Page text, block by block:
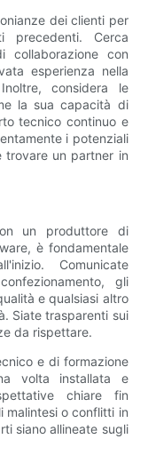
dei clienti per
precedenti. Cerca
collaborazione con
esperienza nella
considera le
la sua capacità di
tecnico continuo e
i potenziali
trovare un partner in
un produttore di
è fondamentale
Comunicate
gli
e qualsiasi altro
Siate trasparenti sui
da rispettare.
e di formazione
volta installata e
chiare fin
malintesi o conflitti in
siano allineate sugli